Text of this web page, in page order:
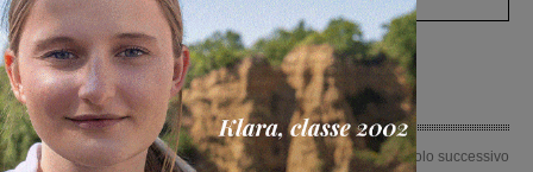
Articolo precedente
Articolo successivo